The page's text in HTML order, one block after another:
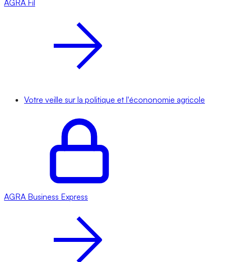
AGRA Fil
Votre veille sur la politique et l'écononomie agricole
AGRA Business Express